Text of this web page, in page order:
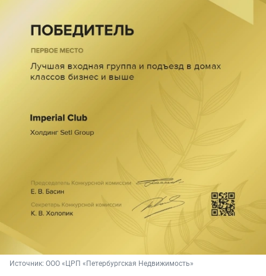
Источник: ООО «ЦРП «Петербургская Недвижимость»